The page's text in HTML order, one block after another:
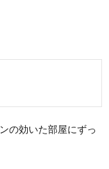
の効いた部屋にずっ